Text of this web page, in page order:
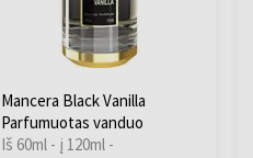
Mancera Black Vanilla
Parfumuotas vanduo
Iš 60ml - į 120ml -